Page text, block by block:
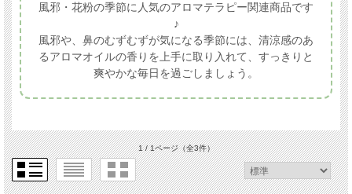
風邪・花粉の季節に人気のアロマテラピー関連商品です
♪
風邪や、鼻のむずむずが気になる季節には、清涼感のあ
るアロマオイルの香りを上手に取り入れて、すっきりと
爽やかな毎日を過ごしましょう。
1 / 1ページ（全3件）